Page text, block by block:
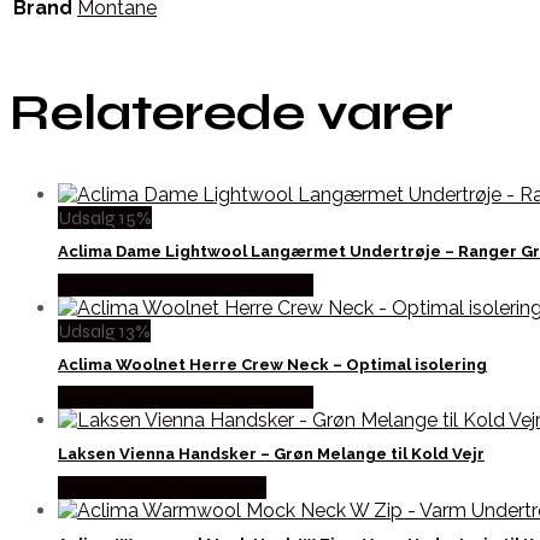
Brand Montane
Relaterede varer
Udsalg 15%
Aclima Dame Lightwool Langærmet Undertrøje – Ranger
Udsalg 13%
Aclima Woolnet Herre Crew Neck – Optimal isolering
Laksen Vienna Handsker – Grøn Melange til Kold Vejr